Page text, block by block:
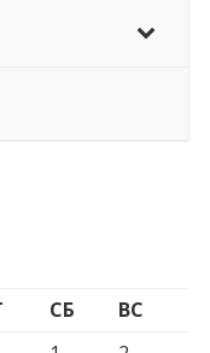
СБ
ВС